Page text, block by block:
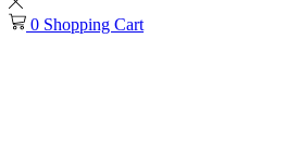
0 Shopping Cart